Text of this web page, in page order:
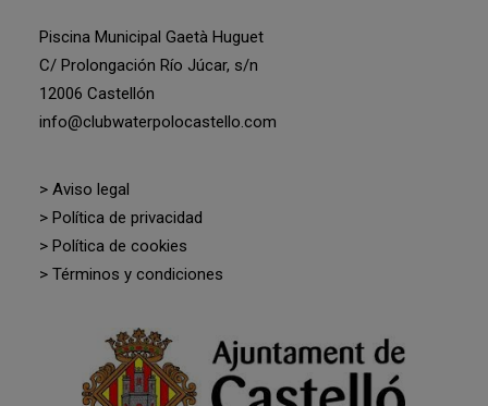
Piscina Municipal Gaetà Huguet
C/ Prolongación Río Júcar, s/n
12006 Castellón
info@clubwaterpolocastello.com
> Aviso legal
> Política de privacidad
> Política de cookies
> Términos y condiciones